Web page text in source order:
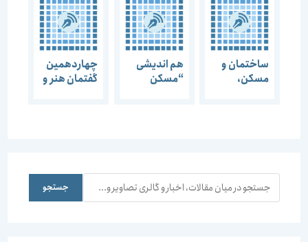
ساختمان و
مسکن،
هم اندیشی
“مسکن
چهاردهمین
گفتمان هنر و
جستجو جستجو